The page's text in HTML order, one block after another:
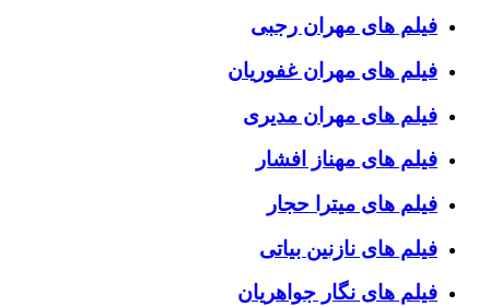
فیلم های مهران رجبی
فیلم های مهران غفوریان
فیلم های مهران مدیری
فیلم های مهناز افشار
فیلم های میترا حجار
فیلم های نازنین بیاتی
فیلم های نگار جواهریان